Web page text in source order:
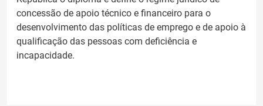
concessão de apoio técnico e financeiro para o
desenvolvimento das políticas de emprego e de apoio à
qualificação das pessoas com deficiência e
incapacidade.